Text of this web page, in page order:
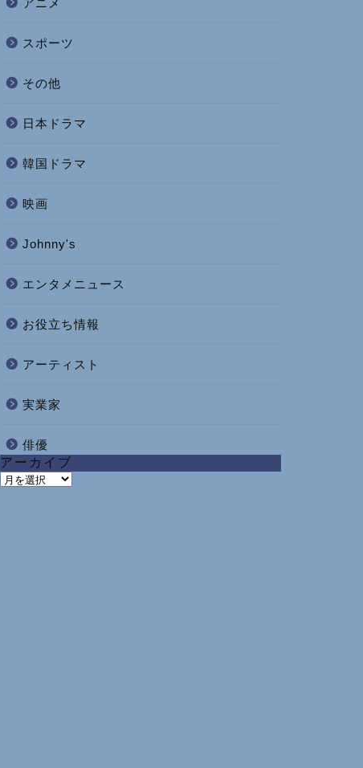
アニメ
スポーツ
その他
日本ドラマ
韓国ドラマ
映画
Johnny's
エンタメニュース
お役立ち情報
アーティスト
実業家
俳優
アーカイブ
ア